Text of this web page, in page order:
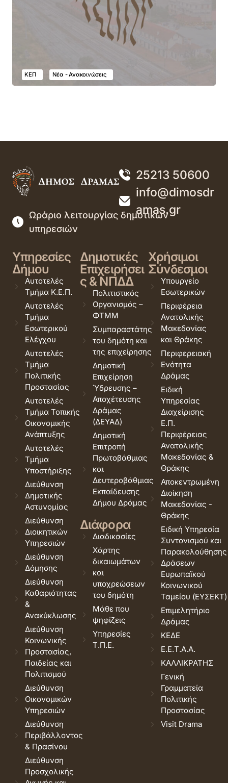
ΚΕΠ Νέα - Ανακοινώσεις
25213 50600
info@dimosdr
amas.gr
Ωράριο λειτουργίας δημοτικών
υπηρεσιών
Υπηρεσίες
Δήμου
Αυτοτελές
Τμήμα Κ.Ε.Π.
Αυτοτελές
Τμήμα
Εσωτερικού
Ελέγχου
Αυτοτελές
Τμήμα
Πολιτικής
Προστασίας
Αυτοτελές
Τμήμα Τοπικής
Οικονομικής
Ανάπτυξης
Αυτοτελές
Τμήμα
Υποστήριξης
Διεύθυνση
Δημοτικής
Αστυνομίας
Διεύθυνση
Διοικητικών
Υπηρεσιών
Διεύθυνση
Δόμησης
Διεύθυνση
Καθαριότητας
&
Ανακύκλωσης
Διεύθυνση
Κοινωνικής
Προστασίας,
Παιδείας και
Πολιτισμού
Διεύθυνση
Οικονομικών
Υπηρεσιών
Διεύθυνση
Περιβάλλοντος
& Πρασίνου
Διεύθυνση
Προσχολικής
Δημοτικές
Επιχειρήσει
ς & ΝΠΔΔ
Πολιτιστικός
Οργανισμός –
ΦΤΜΜ
Συμπαραστάτης
του δημότη και
της επιχείρησης
Δημοτική
Επιχείρηση
Ύδρευσης –
Αποχέτευσης
Δράμας
(ΔΕΥΑΔ)
Δημοτική
Επιτροπή
Πρωτοβάθμιας
και
Δευτεροβάθμιας
Εκπαίδευσης
Δήμου Δράμας
Διάφορα
Διαδικασίες
Χάρτης
δικαιωμάτων
και
υποχρεώσεων
του δημότη
Μάθε που
ψηφίζεις
Υπηρεσίες
Τ.Π.Ε.
Χρήσιμοι
Σύνδεσμοι
Υπουργείο
Εσωτερικών
Περιφέρεια
Ανατολικής
Μακεδονίας
και Θράκης
Περιφερειακή
Ενότητα
Δράμας
Ειδική
Υπηρεσίας
Διαχείρισης
Ε.Π.
Περιφέρειας
Ανατολικής
Μακεδονίας &
Θράκης
Αποκεντρωμένη
Διοίκηση
Μακεδονίας -
Θράκης
Ειδική Υπηρεσία
Συντονισμού και
Παρακολούθησης
Δράσεων
Ευρωπαϊκού
Κοινωνικού
Ταμείου (ΕΥΣΕΚΤ)
Επιμελητήριο
Δράμας
ΚΕΔΕ
Ε.Ε.Τ.Α.Α.
ΚΑΛΛΙΚΡΑΤΗΣ
Γενική
Γραμματεία
Πολιτικής
Προστασίας
Visit Drama